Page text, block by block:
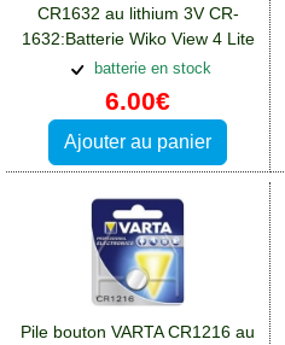
CR1632 au lithium 3V CR-
1632:Batterie Wiko View 4 Lite
batterie en stock
6.00€
Ajouter au panier
Pile bouton VARTA CR1216 au